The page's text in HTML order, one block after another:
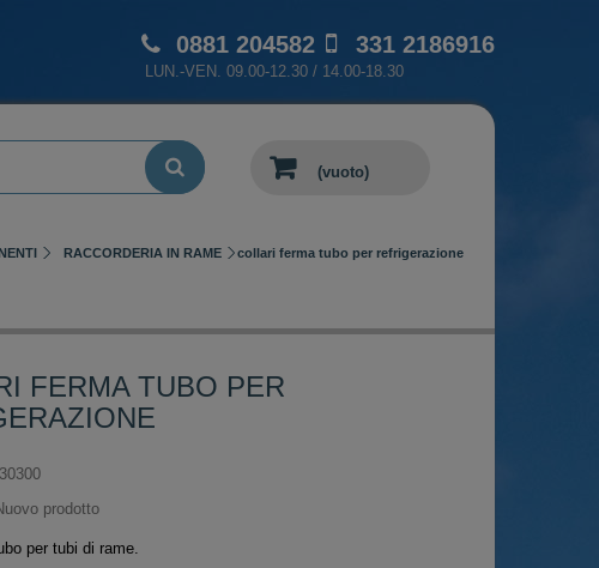
0881 204582 331 2186916
LUN.-VEN. 09.00-12.30 / 14.00-18.30
(vuoto)
RACCORDERIA IN RAME collari ferma tubo per refrigerazione
FERMA TUBO PER
prodotto
per tubi di rame.